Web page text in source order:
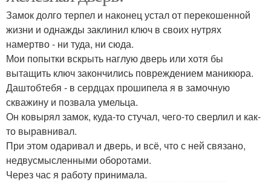
Замок долго терпел и наконец устал от перекошенной
жизни и однажды заклинил ключ в своих нутрях
намертво - ни туда, ни сюда.
Мои попытки вскрыть наглую дверь или хотя бы
вытащить ключ закончились повреждением маникюра.
Даштобтебя - в сердцах прошипела я в замочную
скважину и позвала умельца.
Он ковырял замок, куда-то стучал, чего-то сверлил и как-
то выравнивал.
При этом одаривал и дверь, и всё, что с ней связано,
недвусмысленными оборотами.
Через час я работу принимала.